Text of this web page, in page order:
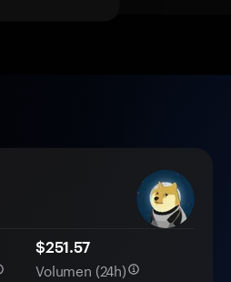
$251.57
Volumen (24h)